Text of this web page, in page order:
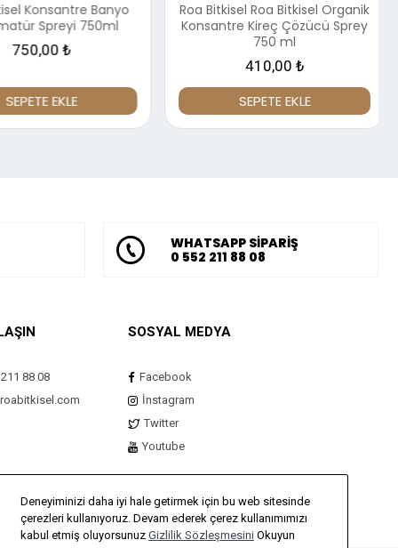
Konsantre Banyo
Spreyi 750ml
750,00 ₺
EKLE
Roa Bitkisel Roa Bitkisel Organik
Konsantre Kireç Çözücü Sprey
750 ml
410,00 ₺
SEPETE EKLE
WHATSAPP SİPARİŞ
0 552 211 88 08
88 08
SOSYAL MEDYA
Facebook
İnstagram
Twitter
Youtube
Deneyiminizi daha iyi hale getirmek için bu web sitesinde
çerezleri kullanıyoruz. Devam ederek çerez kullanımımızı
kabul etmiş oluyorsunuz Gizlilik Sözleşmesini Okuyun